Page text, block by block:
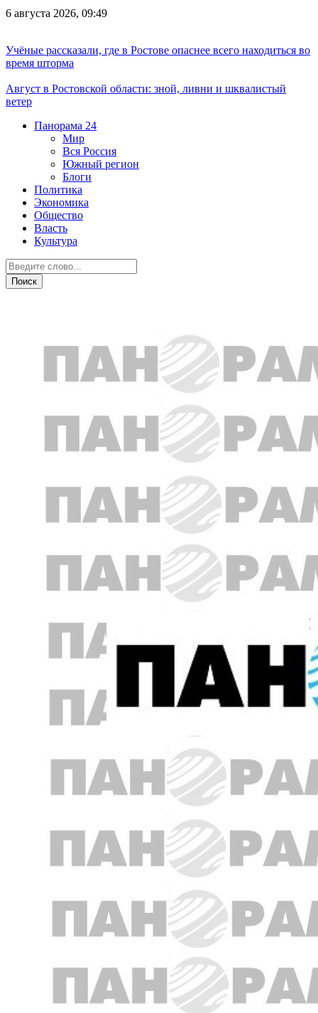
6 августа 2026, 09:49
Учёные рассказали, где в Ростове опаснее всего находиться во
время шторма
Август в Ростовской области: зной, ливни и шквалистый
ветер
Панорама 24
Мир
Вся Россия
Южный регион
Блоги
Политика
Экономика
Общество
Власть
Культура